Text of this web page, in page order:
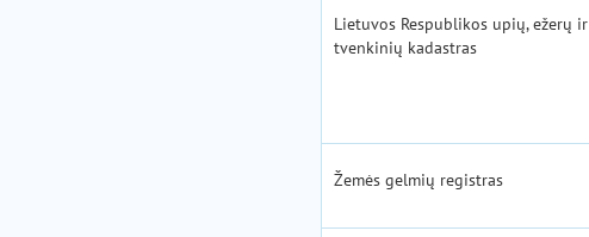
Lietuvos Respublikos upių, ežerų ir
tvenkinių kadastras
Žemės gelmių registras